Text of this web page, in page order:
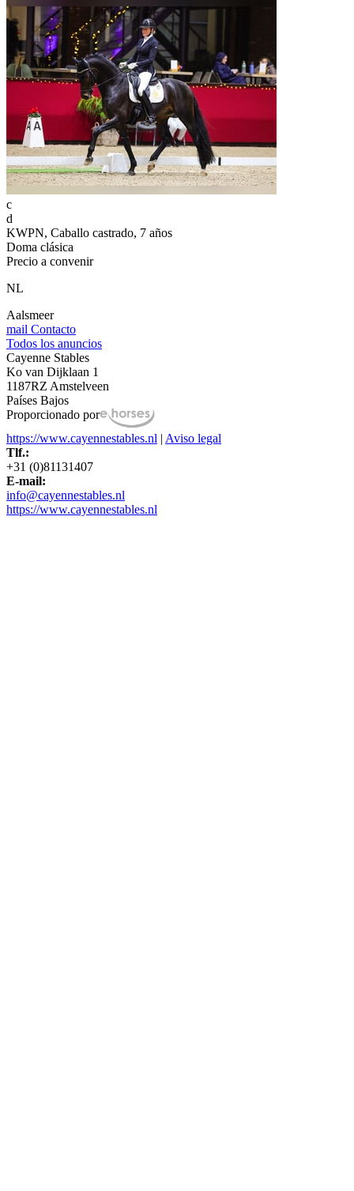
c
d
KWPN, Caballo castrado, 7 años
Doma clásica
Precio a convenir
NL
Aalsmeer
mail Contacto
Todos los anuncios
Cayenne Stables
Ko van Dijklaan 1
1187RZ Amstelveen
Países Bajos
Proporcionado por
https://www.cayennestables.nl | Aviso legal
Tlf.:
+31 (0)81131407
E-mail:
info@cayennestables.nl
https://www.cayennestables.nl